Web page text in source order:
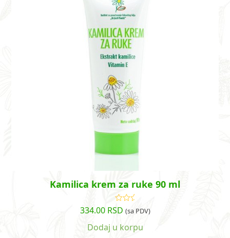
Kamilica krem za ruke 90 ml
Ocenjeno
sa5.00od
334.00 RSD (sa PDV)
Dodaj u korpu